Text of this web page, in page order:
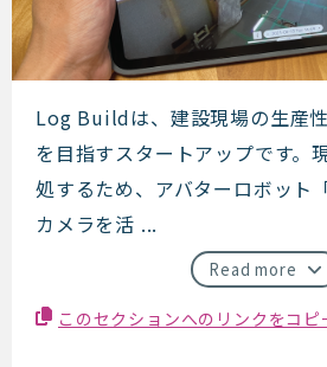
log build
Log Buildは、建設現場の生産
を目指すスタートアップです。
処するため、アバターロボット
カメラを活 ...
Read more
このセクションへのリンクをコピ